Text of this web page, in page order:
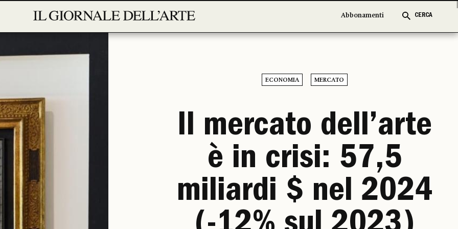
Abbonamenti CERCA
Abbonamenti CERCA
ECONOMIA MERCATO
Il mercato dell’arte
è in crisi: 57,5
miliardi $ nel 2024